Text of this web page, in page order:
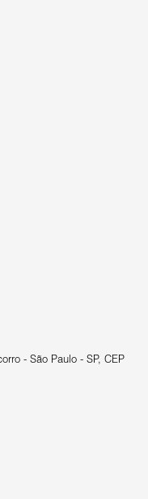
- São Paulo - SP, CEP